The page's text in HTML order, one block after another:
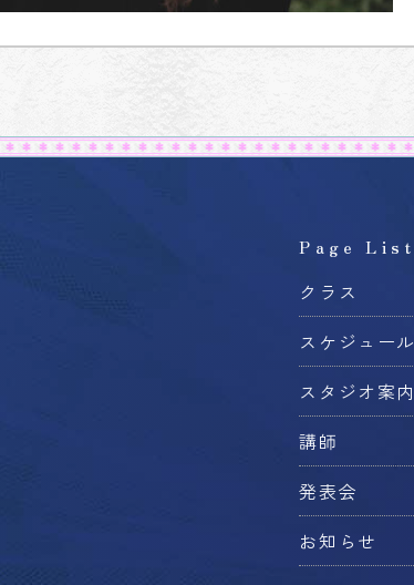
Page List
クラス
スケジュール
スタジオ案内
講師
発表会
お知らせ